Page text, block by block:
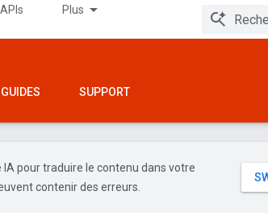
APIs Plus
SUPPORT
pour traduire le contenu dans votre
contenir des erreurs.